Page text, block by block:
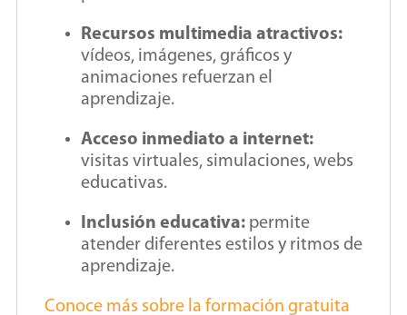
Recursos multimedia atractivos:
vídeos, imágenes, gráficos y
animaciones refuerzan el
aprendizaje.
Acceso inmediato a internet:
visitas virtuales, simulaciones, webs
educativas.
Inclusión educativa: permite
atender diferentes estilos y ritmos de
aprendizaje.
Conoce más sobre la formación gratuita